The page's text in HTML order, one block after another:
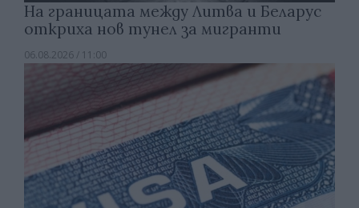
На границата между Литва и Беларус
откриха нов тунел за мигранти
06.08.2026 / 11:00